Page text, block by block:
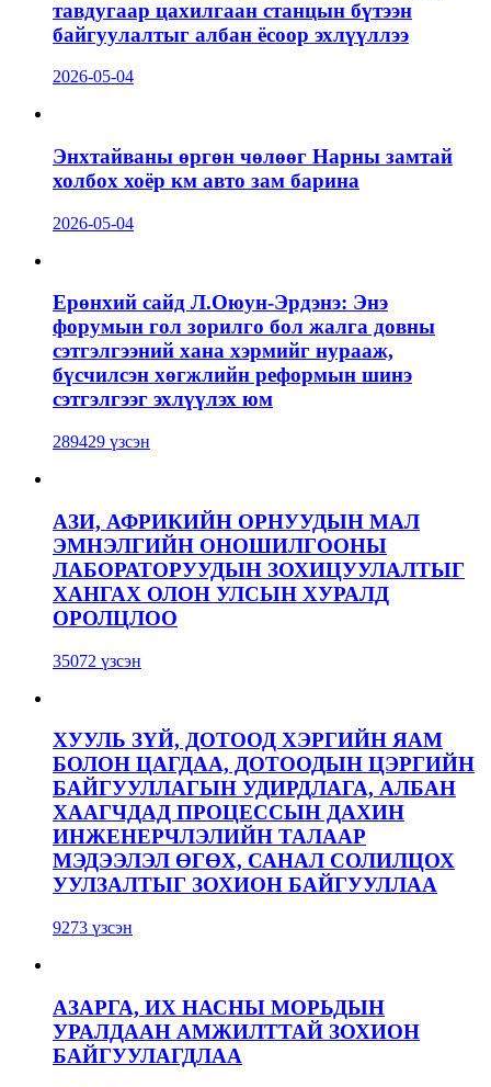
тавдугаар цахилгаан станцын бүтээн
байгуулалтыг албан ёсоор эхлүүллээ
2026-05-04
Энхтайваны өргөн чөлөөг Нарны замтай
холбох хоёр км авто зам барина
2026-05-04
Ерөнхий сайд Л.Оюун-Эрдэнэ: Энэ
форумын гол зорилго бол жалга довны
сэтгэлгээний хана хэрмийг нурааж,
бүсчилсэн хөгжлийн реформын шинэ
сэтгэлгээг эхлүүлэх юм
289429 үзсэн
АЗИ, АФРИКИЙН ОРНУУДЫН МАЛ
ЭМНЭЛГИЙН ОНОШИЛГООНЫ
ЛАБОРАТОРУУДЫН ЗОХИЦУУЛАЛТЫГ
ХАНГАХ ОЛОН УЛСЫН ХУРАЛД
ОРОЛЦЛОО
35072 үзсэн
ХУУЛЬ ЗҮЙ, ДОТООД ХЭРГИЙН ЯАМ
БОЛОН ЦАГДАА, ДОТООДЫН ЦЭРГИЙН
БАЙГУУЛЛАГЫН УДИРДЛАГА, АЛБАН
ХААГЧДАД ПРОЦЕССЫН ДАХИН
ИНЖЕНЕРЧЛЭЛИЙН ТАЛААР
МЭДЭЭЛЭЛ ӨГӨХ, САНАЛ СОЛИЛЦОХ
УУЛЗАЛТЫГ ЗОХИОН БАЙГУУЛЛАА
9273 үзсэн
АЗАРГА, ИХ НАСНЫ МОРЬДЫН
УРАЛДААН АМЖИЛТТАЙ ЗОХИОН
БАЙГУУЛАГДЛАА